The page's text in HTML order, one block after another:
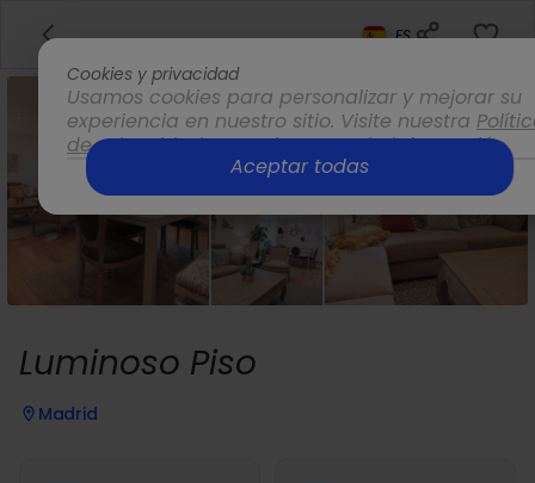
ES
Luminoso Piso
Madrid
Cookies y privacidad
Usamos cookies para personalizar y mejorar su
experiencia en nuestro sitio. Visite nuestra
de privacidadpara obtener más información.
Opciones
Aceptar todas